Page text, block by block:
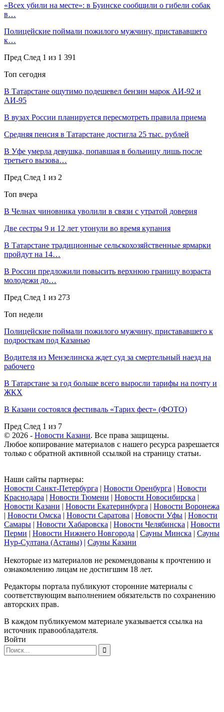
«Всех убили на месте»: в Буинске сообщили о гибели собак
в…
Полицейские поймали пожилого мужчину, пристававшего
к…
Пред След 1 из 1 391
Топ сегодня
В Татарстане ощутимо подешевел бензин марок АИ-92 и
АИ-95
В вузах России планируется пересмотреть правила приема
Средняя пенсия в Татарстане достигла 25 тыс. рублей
В Уфе умерла девушка, попавшая в больницу лишь после
третьего вызова…
Пред След 1 из 2
Топ вчера
В Челнах чиновника уволили в связи с утратой доверия
Две сестры 9 и 12 лет утонули во время купания
В Татарстане традиционные сельскохозяйственные ярмарки
пройдут на 14…
В России предложили повысить верхнюю границу возраста
молодежи до…
Пред След 1 из 273
Топ недели
Полицейские поймали пожилого мужчину, пристававшего к
подросткам под Казанью
Водителя из Мензелинска ждет суд за смертельный наезд на
рабочего
В Татарстане за год больше всего выросли тарифы на почту и
ЖКХ
В Казани состоялся фестиваль «Тарих фест» (ФОТО)
Пред След 1 из 7
© 2026 - Новости Казани. Все права защищены.
Любое копирование материалов с нашего ресурса разрешается
только с обратной активной ссылкой на страницу статьи.
Наши сайты партнеры:
Новости Санкт-Петербурга | Новости Оренбурга | Новости
Краснодара | Новости Тюмени | Новости Новосибирска |
Новости Казани | Новости Екатеринбурга | Новости Воронежа
| Новости Омска | Новости Саратова | Новости Уфы | Новости
Самары | Новости Хабаровска | Новости Челябинска | Новости
Перми | Новости Нижнего Новгорода | Сауны Минска | Сауны
Нур-Султана (Астаны) | Сауны Казани
Некоторые из материалов не рекомендованы к прочтению и
ознакомлению лицам не достигшим 18 лет.
Редакторы портала публикуют сторонние материалы с
соответствующим выполнением обязательств по сохранению
авторских прав.
В каждом публикуемом материале указывается ссылка на
источник правообладателя.
Войти